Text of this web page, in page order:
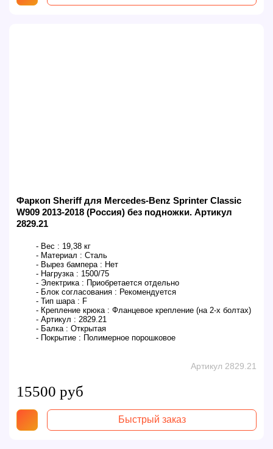
Фаркоп Sheriff для Mercedes-Benz Sprinter Classic
W909 2013-2018 (Россия) без подножки. Артикул
2829.21
- Вес : 19,38 кг
- Материал : Сталь
- Вырез бампера : Нет
- Нагрузка : 1500/75
- Электрика : Приобретается отдельно
- Блок согласования : Рекомендуется
- Тип шара : F
- Крепление крюка : Фланцевое крепление (на 2-х болтах)
- Артикул : 2829.21
- Балка : Открытая
- Покрытие : Полимерное порошковое
Артикул 2829.21
15500 руб
Быстрый заказ